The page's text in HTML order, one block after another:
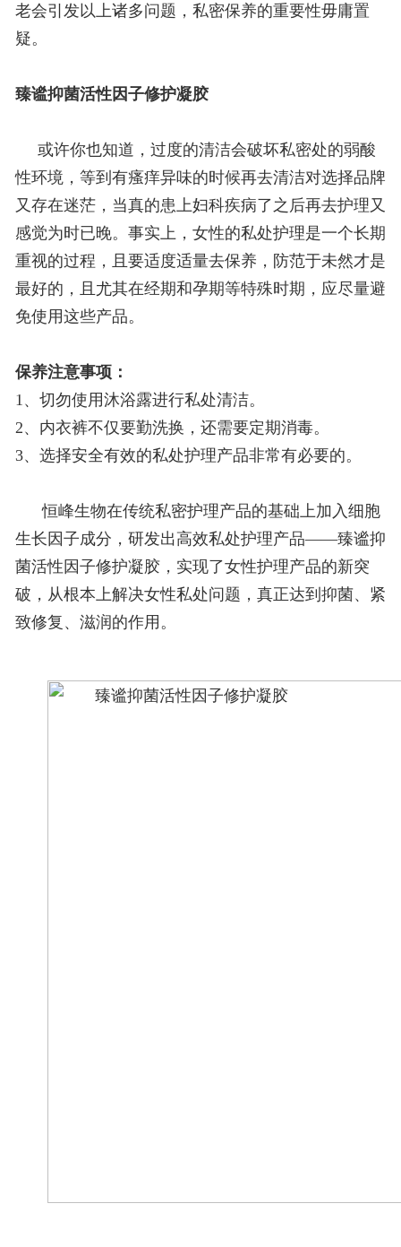
老会引发以上诸多问题，私密保养的重要性毋庸置
疑。
臻谧抑菌活性因子修护凝胶
或许你也知道，过度的清洁会破坏私密处的弱酸
性环境，等到有瘙痒异味的时候再去清洁对选择品牌
又存在迷茫，当真的患上妇科疾病了之后再去护理又
感觉为时已晚。事实上，女性的私处护理是一个长期
重视的过程，且要适度适量去保养，防范于未然才是
最好的，且尤其在经期和孕期等特殊时期，应尽量避
免使用这些产品。
保养注意事项：
1、切勿使用沐浴露进行私处清洁。
2、内衣裤不仅要勤洗换，还需要定期消毒。
3、选择安全有效的私处护理产品非常有必要的。
恒峰生物在传统私密护理产品的基础上加入细胞
生长因子成分，研发出高效私处护理产品——臻谧抑
菌活性因子修护凝胶，实现了女性护理产品的新突
破，从根本上解决女性私处问题，真正达到抑菌、紧
致修复、滋润的作用。